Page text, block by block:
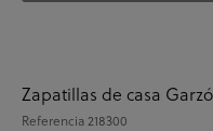
Zapatillas de casa
Referencia218300